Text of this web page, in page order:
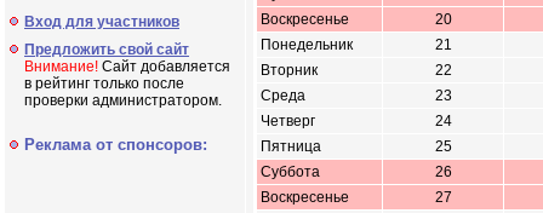
Вход для участников
Предложить свой сайт
Внимание! Сайт добавляется
в рейтинг только после
проверки администратором.
Реклама от спонсоров:
Воскресенье
20
Понедельник
21
Вторник
22
Среда
23
Четверг
24
Пятница
25
Суббота
26
Воскресенье
27